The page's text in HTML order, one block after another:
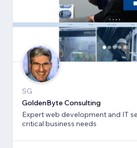
SG
GoldenByte Consulting
Expert web development and IT
critical business needs